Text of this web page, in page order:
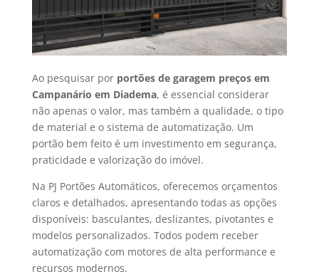
Ao pesquisar por portões de garagem preços em
Campanário em Diadema, é essencial considerar
não apenas o valor, mas também a qualidade, o tipo
de material e o sistema de automatização. Um
portão bem feito é um investimento em segurança,
praticidade e valorização do imóvel.
Na PJ Portões Automáticos, oferecemos orçamentos
claros e detalhados, apresentando todas as opções
disponíveis: basculantes, deslizantes, pivotantes e
modelos personalizados. Todos podem receber
automatização com motores de alta performance e
recursos modernos.